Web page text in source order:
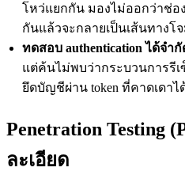
โหว่แยกกัน มองไม่ออกว่าช่อ
กันแล้วจะกลายเป็นเส้นทางโ
ทดสอบ authentication ได้จำกั
แต่ค้นไม่พบว่ากระบวนการรี
ยึดบัญชีผ่าน token ที่คาดเดาไ
Penetration Testing
ละเอียด